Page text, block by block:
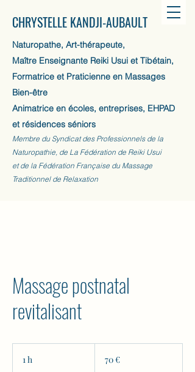
CHRYSTELLE KANDJI-AUBAULT
Naturopathe, Art-thérapeute,
Maître Enseignante Reiki Usui et Tibétain,
Formatrice et Praticienne en Massages
Bien-être
Animatrice en écoles, entreprises, EHPAD
et résidences séniors
Membre du Syndicat des Professionnels de la
Naturopathie, de La Fédération de Reiki Usui
et de la Fédération Française du Massage
Traditionnel de Relaxation
Massage postnatal
revitalisant
1 h 70 €